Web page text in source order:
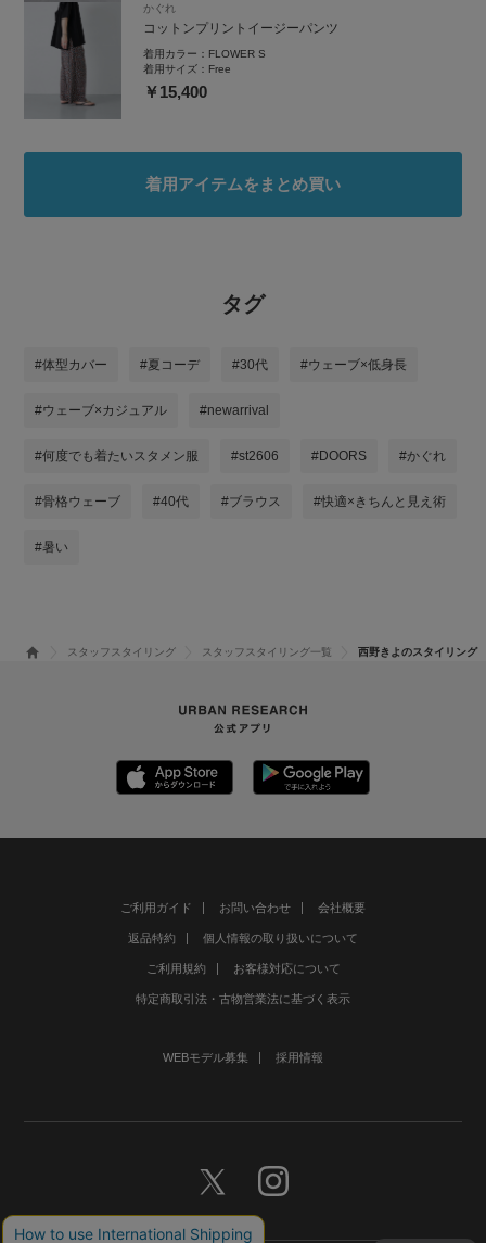
かぐれ
コットンプリントイージーパンツ
着用カラー： FLOWER S
着用サイズ： Free
￥15,400
着用アイテムをまとめ買い
タグ
#体型カバー #夏コーデ #30代 #ウェーブ×低身長
#ウェーブ×カジュアル #newarrival
#何度でも着たいスタメン服 #st2606 #DOORS #かぐれ
#骨格ウェーブ #40代 #ブラウス #快適×きちんと見え術
#暑い
スタッフスタイリング スタッフスタイリング一覧 西野きよのスタイリング
ご利用ガイド お問い合わせ 会社概要
返品特約 個人情報の取り扱いについて
ご利用規約 お客様対応について
特定商取引法・古物営業法に基づく表示
WEBモデル募集 採用情報